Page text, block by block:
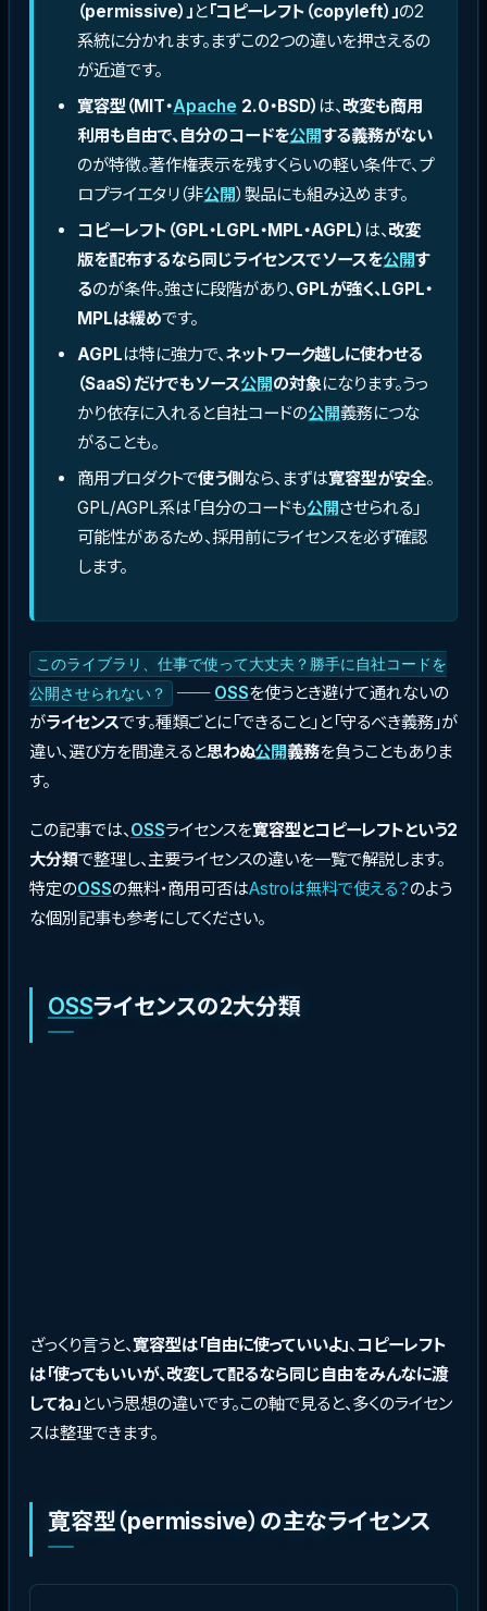
（permissive）」 と「コピーレフト（copyleft）」の2
系統に分かれます。まずこの2つの違いを押さえるの
が近道です。
寛容型（MIT・Apache 2.0・BSD） は、改変も商用
利用も自由で、自分のコードを公開する義務がない
のが特徴。著作権表示を残すくらいの軽い条件で、プ
ロプライエタリ（非公開）製品にも組み込めます。
コピーレフト（GPL・LGPL・MPL・AGPL） は、改変
版を配布するなら同じライセンスでソースを公開す
るのが条件。強さに段階があり、GPLが強く、LGPL・
MPLは緩めです。
AGPLは特に強力で、ネットワーク越しに使わせる
（SaaS）だけでもソース公開の対象になります。うっ
かり依存に入れると自社コードの公開義務につな
がることも。
商用プロダクトで使う側なら、まずは寛容型が安全。
GPL/AGPL系は「自分のコードも公開させられる」
可能性があるため、採用前にライセンスを必ず確認
します。
このライブラリ、仕事で使って大丈夫？勝手に自社コードを
公開させられない？
── OSSを使うとき避けて通れないの
がライセンスです。種類ごとに「できること」と「守るべき義務」が
違い、選び方を間違えると思わぬ公開義務を負うこともありま
す。
この記事では、OSSライセンスを寛容型とコピーレフトという2
大分類で整理し、主要ライセンスの違いを一覧で解説します。
特定のOSSの無料・商用可否はAstroは無料で使える？のよう
な個別記事も参考にしてください。
OSSライセンスの2大分類
ざっくり言うと、 寛容型は「自由に使っていいよ」、 コピーレフト
は「使ってもいいが、改変して配るなら同じ自由をみんなに渡
してね」 という思想の違いです。この軸で見ると、多くのライセン
スは整理できます。
寛容型（permissive）の主なライセンス